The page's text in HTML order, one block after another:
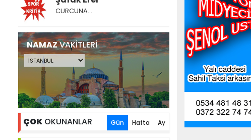
CURCUNA…
NAMAZVAKİTLERİ
ÇOK OKUNANLAR Gün Hafta Ay